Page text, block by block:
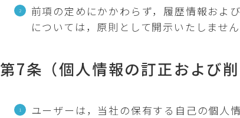
前項の定めにかかわらず，履歴情報およ
については，原則として開示いたしません
第7条（個人情報の訂正および削
ユーザーは，当社の保有する自己の個人